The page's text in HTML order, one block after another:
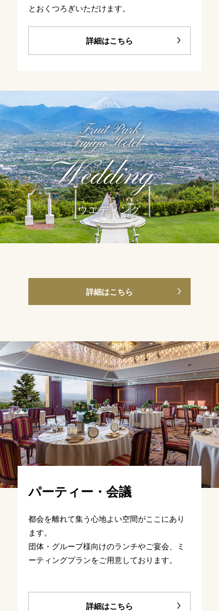
とおくつろぎいただけます。
詳細はこちら
ウエディング
詳細はこちら
パーティー・会議
都会を離れて集う心地よい空間がここにあり
ます。
団体・グループ様向けのランチやご宴会、ミ
ーティングプランをご用意しております。
詳細はこちら